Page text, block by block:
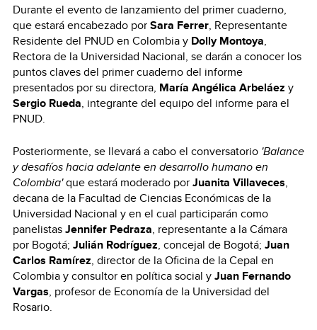
Durante el evento de lanzamiento del primer cuaderno,
que estará encabezado porSara Ferrer, Representante
Residente del PNUD en Colombia y Dolly Montoya,
Rectora de la Universidad Nacional, se darán a conocer los
puntos claves del primer cuaderno del informe
presentados por su directora, María Angélica Arbeláez y
Sergio Rueda, integrante del equipo del informe para el
PNUD.
Posteriormente, se llevará a cabo el conversatorio 'Balance
y desafíos hacia adelante en desarrollo humano en
Colombia'que estará moderado porJuanita Villaveces,
decana de la Facultad de Ciencias Económicas de la
Universidad Nacional y en el cual participarán como
panelistasJennifer Pedraza, representante a la Cámara
por Bogotá; Julián Rodríguez, concejal de Bogotá; Juan
Carlos Ramírez, director de la Oficina de la Cepal en
Colombia y consultor en política social yJuan Fernando
Vargas, profesor de Economía de la Universidad del
Rosario.